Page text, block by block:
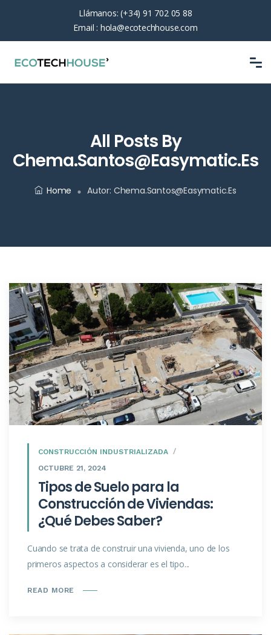
Llámanos:(+34) 91 702 05 88
Email : hola@ecotechhouse.com
All Posts By
Chema.santos@easymatic.es
Home Autor: Chema.santos@easymatic.es
CONSTRUCCIÓN INDUSTRIALIZADA
OCTUBRE 21, 2024
Tipos de Suelo para la
Construcción de Viviendas:
¿Qué Debes Saber?
Cuando se trata de construir una vivienda, uno de los
primeros aspectos a considerar es el tipo...
READ MORE